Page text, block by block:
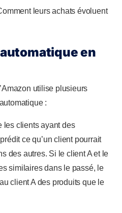
leurs achats évoluent
en
utilise plusieurs
:
les clients ayant des
ce qu’un client pourrait
des autres. Si le client A et le
similaires dans le passé, le
client A des produits que le